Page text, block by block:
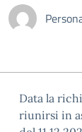
Data la
riunirsi in